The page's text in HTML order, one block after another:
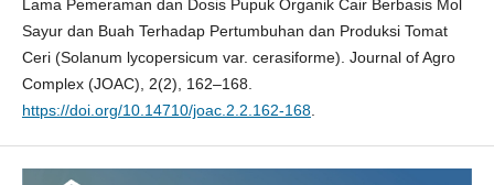
Lama Pemeraman dan Dosis Pupuk Organik Cair Berbasis Mol
Sayur dan Buah Terhadap Pertumbuhan dan Produksi Tomat
Ceri (Solanum lycopersicum var. cerasiforme). Journal of Agro
Complex (JOAC), 2(2), 162–168.
https://doi.org/10.14710/joac.2.2.162-168.